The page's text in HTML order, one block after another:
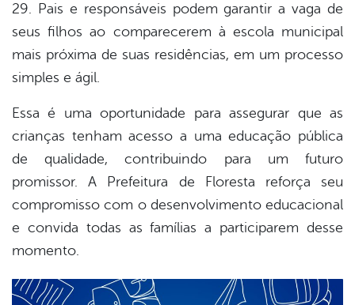
29. Pais e responsáveis podem garantir a vaga de
seus filhos ao comparecerem à escola municipal
mais próxima de suas residências, em um processo
simples e ágil.
Essa é uma oportunidade para assegurar que as
crianças tenham acesso a uma educação pública
de qualidade, contribuindo para um futuro
promissor. A Prefeitura de Floresta reforça seu
compromisso com o desenvolvimento educacional
e convida todas as famílias a participarem desse
momento.